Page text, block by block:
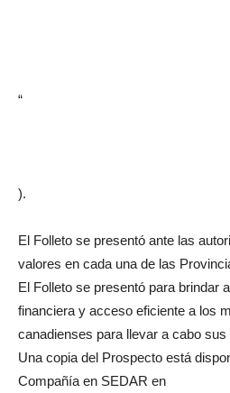
“
).
El Folleto se presentó ante las
valores en cada una de las
El Folleto se presentó para brindar
financiera y acceso eficiente a los
canadienses para llevar a cabo
Una copia del Prospecto está
Compañía en SEDAR en